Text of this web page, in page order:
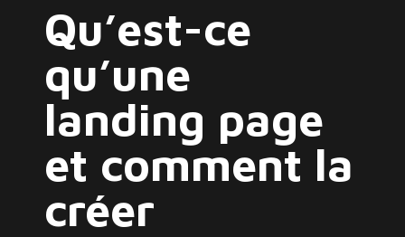
Qu’est-ce
qu’une
landing page
et comment la
créer